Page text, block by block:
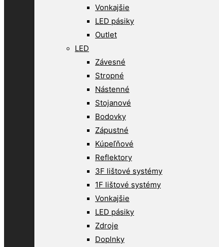
Vonkajšie
LED pásiky
Outlet
LED
Závesné
Stropné
Nástenné
Stojanové
Bodovky
Zápustné
Kúpeľňové
Reflektory
3F lištové systémy
1F lištové systémy
Vonkajšie
LED pásiky
Zdroje
Doplnky